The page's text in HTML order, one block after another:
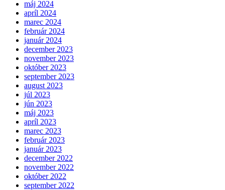
máj 2024
apríl 2024
marec 2024
február 2024
január 2024
december 2023
november 2023
október 2023
september 2023
august 2023
júl 2023
jún 2023
máj 2023
apríl 2023
marec 2023
február 2023
január 2023
december 2022
november 2022
október 2022
september 2022